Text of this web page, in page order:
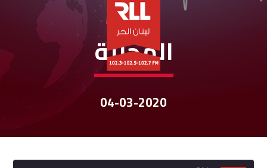
نشرات الأخبار
المحليّة
04-03-2020